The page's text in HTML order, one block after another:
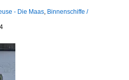
- Die Maas Binnenschiffe /